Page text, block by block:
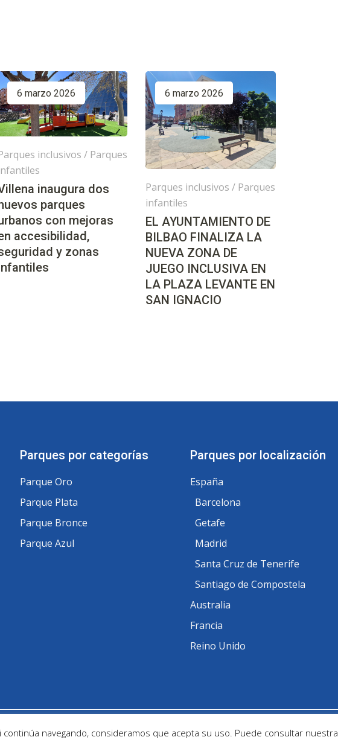
6 marzo 2026
inclusivos / Parques
inaugura dos
parques
con mejoras
accesibilidad,
y zonas
6 marzo 2026
Parques inclusivos / Parques
infantiles
EL AYUNTAMIENTO DE
BILBAO FINALIZA LA
NUEVA ZONA DE
JUEGO INCLUSIVA EN
LA PLAZA LEVANTE EN
SAN IGNACIO
Parques por categorías
Parque Oro
Parque Plata
Parque Bronce
Parque Azul
Parques por localización
España
Barcelona
Getafe
Madrid
Santa Cruz de Tenerife
Santiago de Compostela
Australia
Francia
Reino Unido
byOfitec
continúa navegando, consideramos que acepta su uso. Puede consultar nuestra